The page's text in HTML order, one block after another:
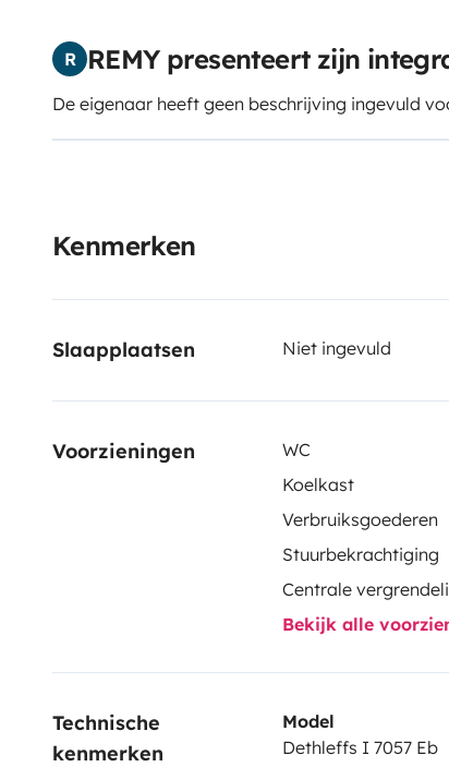
R REMY presenteert zijn
De eigenaar heeft geen beschrijving ingevuld
Kenmerken
Slaapplaatsen Niet ingevuld
Voorzieningen WC
Koelkast
Verbruiksgoederen
Stuurbekrachtiging
Centrale
Bekijk alle
Technische
kenmerken
Model
Dethleffs I 7057 Eb